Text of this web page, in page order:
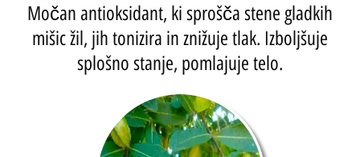
Močan antioksidant, ki sprošča stene gladkih
mišic žil, jih tonizira in znižuje tlak. Izboljšuje
splošno stanje, pomlajuje telo.